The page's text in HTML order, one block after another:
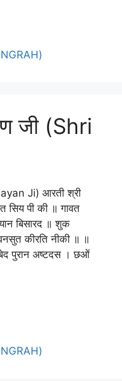
जी (Shri
Ji) आरती श्री
सिय पी की ॥ गावत
बिसारद ॥ शुक
कीरति नीकी ॥ ॥
बेद पुरान अष्टदस । छओं